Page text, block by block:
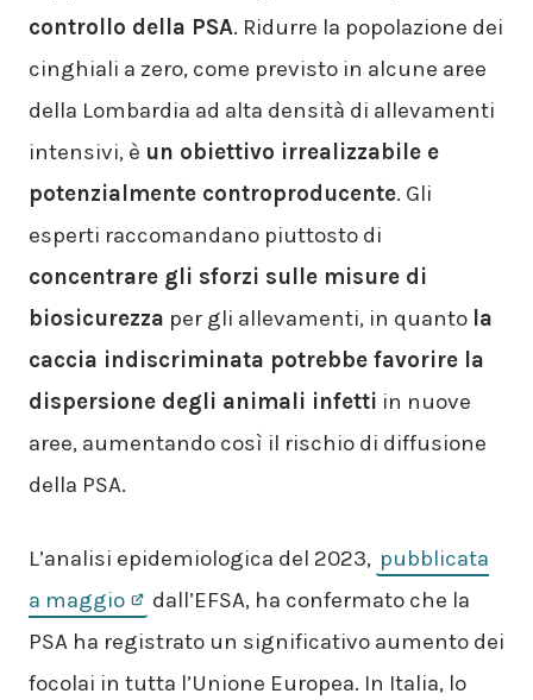
controllo della PSA. Ridurre la popolazione dei
cinghiali a zero, come previsto in alcune aree
della Lombardia ad alta densità di allevamenti
intensivi, è un obiettivo irrealizzabile e
potenzialmente controproducente. Gli
esperti raccomandano piuttosto di
concentrare gli sforzi sulle misure di
biosicurezza per gli allevamenti, in quanto la
caccia indiscriminata potrebbe favorire la
dispersione degli animali infetti in nuove
aree, aumentando così il rischio di diffusione
della PSA.
L’analisi epidemiologica del 2023, pubblicata
a maggio
dall’EFSA, ha confermato che la
PSA ha registrato un significativo aumento dei
focolai in tutta l’Unione Europea. In Italia, lo